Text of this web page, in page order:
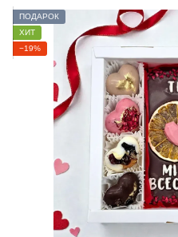
ПОДАРОК
ХИТ
−19%